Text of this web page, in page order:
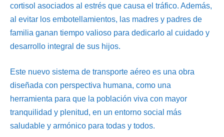
cortisol asociados al estrés que causa el tráfico. Además,
al evitar los embotellamientos, las madres y padres de
familia ganan tiempo valioso para dedicarlo al cuidado y
desarrollo integral de sus hijos.
Este nuevo sistema de transporte aéreo es una obra
diseñada con perspectiva humana, como una
herramienta para que la población viva con mayor
tranquilidad y plenitud, en un entorno social más
saludable y armónico para todas y todos.